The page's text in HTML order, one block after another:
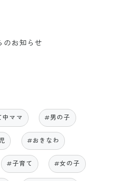
お知らせ
ママ #男の子
#おきなわ
#子育て #女の子